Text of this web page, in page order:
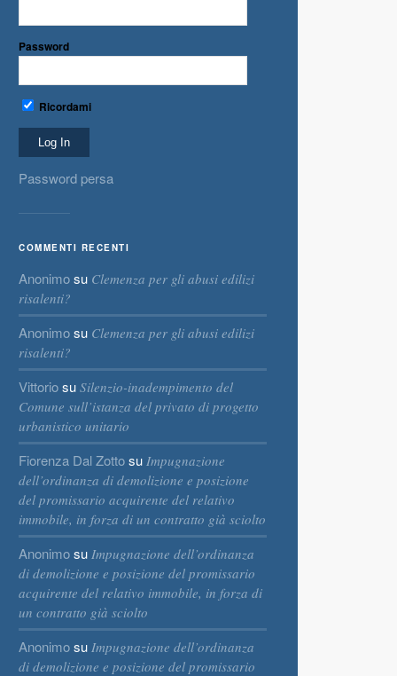
Password
Ricordami
Password persa
COMMENTI RECENTI
Anonimosu Clemenza per gli abusi edilizi
risalenti?
Anonimosu Clemenza per gli abusi edilizi
risalenti?
Vittoriosu Silenzio-inadempimento del
Comune sull’istanza del privato di progetto
urbanistico unitario
Fiorenza Dal Zottosu Impugnazione
dell’ordinanza di demolizione e posizione
del promissario acquirente del relativo
immobile, in forza di un contratto già sciolto
Anonimosu Impugnazione dell’ordinanza
di demolizione e posizione del promissario
acquirente del relativo immobile, in forza di
un contratto già sciolto
Anonimosu Impugnazione dell’ordinanza
di demolizione e posizione del promissario